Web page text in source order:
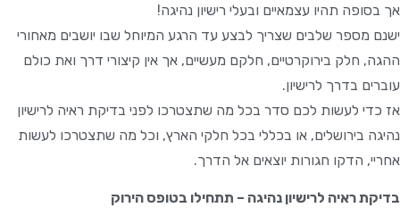
אך בסופה תהיו עצמאיים ובעלי רישיון נהיגה!
ישנם מספר שלבים שצריך לבצע עד הרגע המיוחל שבו יושבים מאחורי
ההגה, חלק בירוקרטיים, חלקם מעשיים, אך אין קיצורי דרך ואת כולם
עוברים בדרך לרישיון.
אז כדי לעשות לכם סדר בכל מה שתצטרכו לפני בדיקת ראיה לרישיון
נהיגה בירושלים, או בכללי בכל חלקי הארץ, וכל מה שתצטרכו לעשות
אחריי, הדקו חגורות יוצאים אל הדרך.
בדיקת ראיה לרישיון נהיגה – תתחילו בטופס הירוק